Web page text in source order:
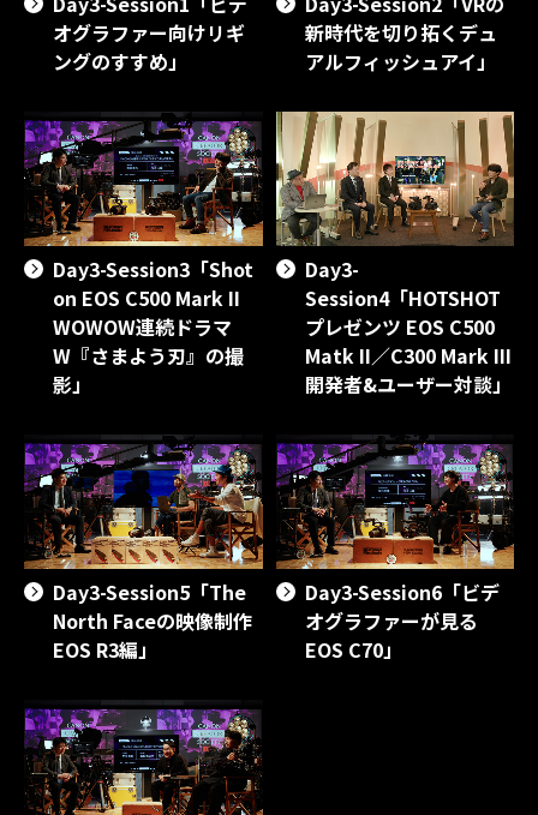
オグラファー向けリギ
ングのすすめ」
新時代を切り拓くデュ
アルフィッシュアイ」
Day3-Session3「Shot
on EOS C500 Mark II
WOWOW連続ドラマ
W『さまよう刃』の撮
影」
Day3-
Session4「HOTSHOT
プレゼンツ EOS C500
Matk II／C300 Mark III
開発者&ユーザー対談」
Day3-Session5「The
North Faceの映像制作
EOS R3編」
Day3-Session6「ビデ
オグラファーが見る
EOS C70」